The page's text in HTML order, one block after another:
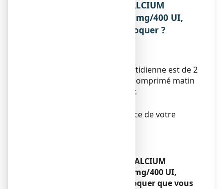
3. COMMENT PRENDRE CALCIUM
VITAMINE D3 ARROW 500 mg/400 UI,
comprimé à sucer ou à croquer ?
La dose recommandée quotidienne est de 2
comprimés par jour soit 1 comprimé matin
et soir à sucer ou à croquer.
Se conformer à l'ordonnance de votre
Si vous avez pris plus de CALCIUM
VITAMINE D3 ARROW 500 mg/400 UI,
comprimé à sucer ou à croquer que vous